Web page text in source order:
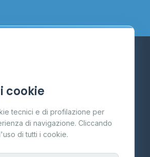
cookie
tecnici e di profilazione per
di navigazione. Cliccando
di tutti i cookie.